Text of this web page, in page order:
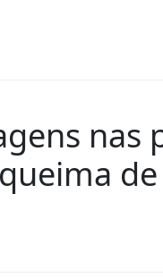
nas